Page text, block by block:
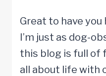
Great to have you
I’m just as dog-
this blog is full of
all about life with